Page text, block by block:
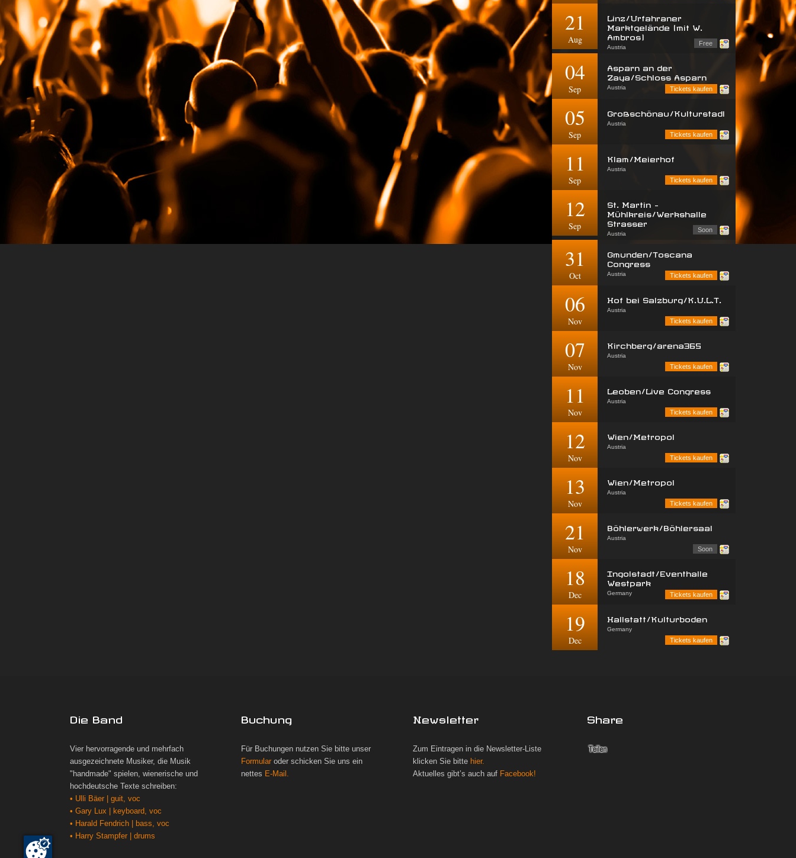
21
Aug
Linz/Urfahraner
Marktgelände (mit W.
Ambros)
Austria
Free
04
Sep
Asparn an der
Zaya/Schloss Asparn
Austria
Tickets kaufen
05
Sep
Großschönau/Kulturstadl
Austria
Tickets kaufen
11
Sep
Klam/Meierhof
Austria
Tickets kaufen
12
Sep
St. Martin -
Mühlkreis/Werkshalle
Strasser
Austria
Soon
31
Oct
Gmunden/Toscana
Congress
Austria
Tickets kaufen
06
Nov
Hof bei Salzburg/K.U.L.T.
Austria
Tickets kaufen
07
Nov
Kirchberg/arena365
Austria
Tickets kaufen
11
Nov
Leoben/Live Congress
Austria
Tickets kaufen
12
Nov
Wien/Metropol
Austria
Tickets kaufen
13
Nov
Wien/Metropol
Austria
Tickets kaufen
21
Nov
Böhlerwerk/Böhlersaal
Austria
Soon
18
Dec
Ingolstadt/Eventhalle
Westpark
Germany
Tickets kaufen
19
Dec
Hallstatt/Kulturboden
Germany
Tickets kaufen
Die Band
Vier hervorragende und mehrfach
ausgezeichnete Musiker, die Musik
"handmade" spielen, wienerische und
hochdeutsche Texte schreiben:
• Ulli Bäer | guit, voc
• Gary Lux | keyboard, voc
• Harald Fendrich | bass, voc
• Harry Stampfer | drums
Buchung
Für Buchungen nutzen Sie bitte unser
Formular oder schicken Sie uns ein
nettes E-Mail.
Newsletter
Zum Eintragen in die Newsletter-Liste
klicken Sie bitte hier.
Aktuelles gibt’s auch auf Facebook!
Share